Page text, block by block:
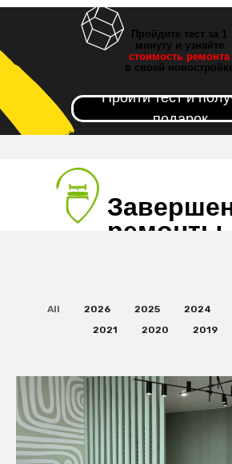
Пройдите тест за 1
минуту и узнайте
стоимость ремонта
в своей
Пройти тест и
подарок
ремонты
All 2026 2025 2024
2021
2020 2019